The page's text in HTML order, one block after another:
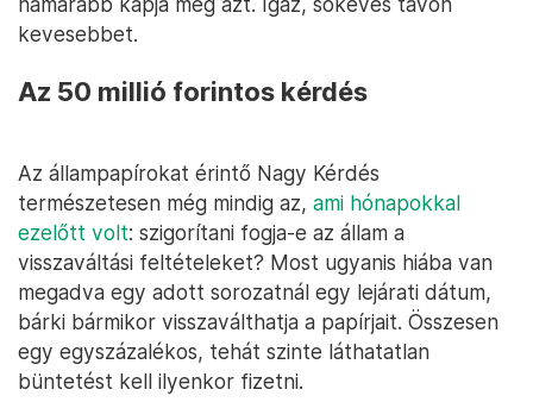
kevesebbet.
Az 50 millió forintos kérdés
Az állampapírokat érintő Nagy Kérdés
természetesen még mindig az, ami hónapokkal
ezelőtt volt: szigorítani fogja-e az állam a
visszaváltási feltételeket? Most ugyanis hiába van
megadva egy adott sorozatnál egy lejárati dátum,
bárki bármikor visszaválthatja a papírjait. Összesen
egy egyszázalékos, tehát szinte láthatatlan
büntetést kell ilyenkor fizetni.